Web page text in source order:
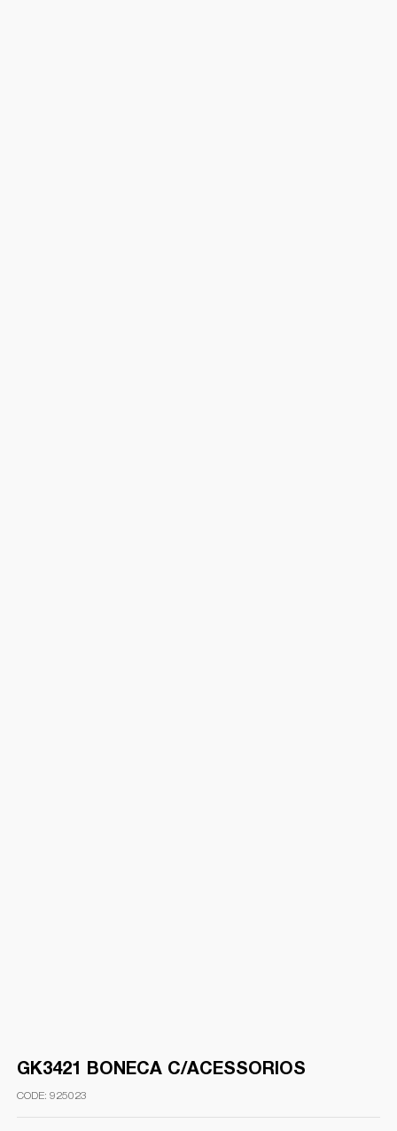
GK3421 BONECA C/ACESSORIOS
925023